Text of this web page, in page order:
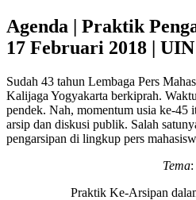
Agenda | Praktik
17 Februari 2018 |
Sudah 43 tahun Lembaga Pers
Kalijaga Yogyakarta berkiprah.
pendek. Nah, momentum usia ke-45
arsip dan diskusi publik. Salah
pengarsipan di lingkup pers
Tema:
Praktik Ke-Arsipan